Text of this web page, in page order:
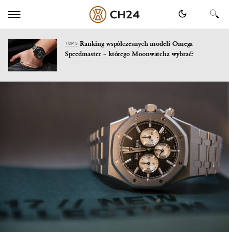
TOP 5Ranking współczesnych modeli Omega
Speedmaster – którego Moonwatcha wybrać?